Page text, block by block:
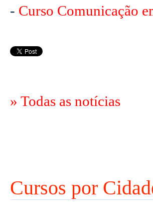
- Curso Comunicação
» Todas as notícias
Cursos por